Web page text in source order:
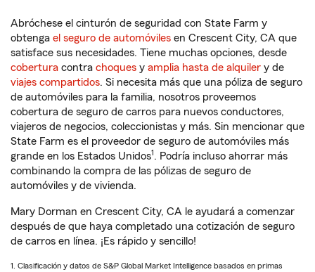
Abróchese el cinturón de seguridad con State Farm y
obtenga el seguro de automóviles en Crescent City, CA que
satisface sus necesidades. Tiene muchas opciones, desde
cobertura contra choques y amplia hasta de alquiler y de
viajes compartidos. Si necesita más que una póliza de seguro
de automóviles para la familia, nosotros proveemos
cobertura de seguro de carros para nuevos conductores,
viajeros de negocios, coleccionistas y más. Sin mencionar que
State Farm es el proveedor de seguro de automóviles más
grande en los Estados Unidos1. Podría incluso ahorrar más
combinando la compra de las pólizas de seguro de
automóviles y de vivienda.
Mary Dorman en Crescent City, CA le ayudará a comenzar
después de que haya completado una cotización de seguro
de carros en línea. ¡Es rápido y sencillo!
1. Clasificación y datos de S&P Global Market Intelligence basados en primas